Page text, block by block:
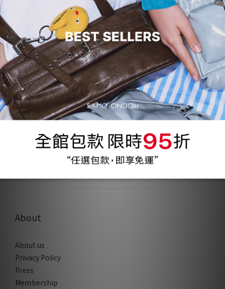
About
About us
Privacy Policy
Press
Membership